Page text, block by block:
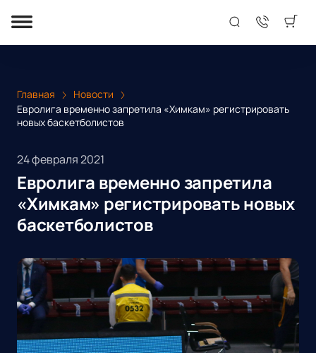
Главная
Новости
Евролига временно запретила «Химкам» регистрировать
новых баскетболистов
24 февраля 2021
Евролига временно запретила
«Химкам» регистрировать новых
баскетболистов